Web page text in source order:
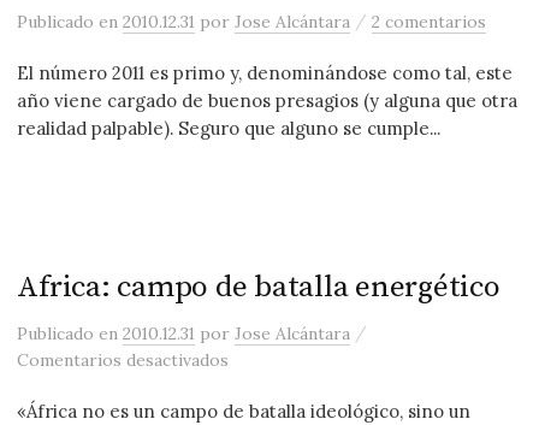
Publicadoen2010.12.31 porJose Alcántara /2 comentarios
El número 2011 es primo y, denominándose como tal, este
año viene cargado de buenos presagios (y alguna que otra
realidad palpable). Seguro que alguno se cumple...
Africa: campo de batalla energético
Publicadoen2010.12.31 porJose Alcántara /
Comentarios desactivados
«África no es un campo de batalla ideológico, sino un